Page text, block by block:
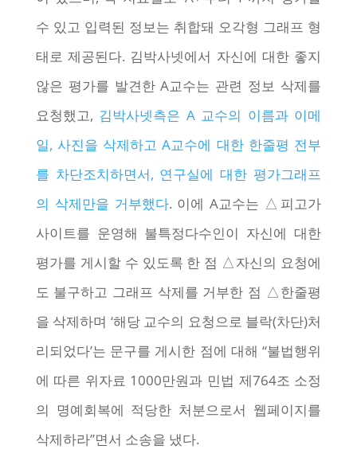
수 있고 입력된 정보는 취합돼 오각형 그래프 형
태로 제공된다. 김박사넷에서 자신에 대한 좋지
않은 평가를 발견한 A교수는 관련 정보 삭제를
요청했고, 김박사넷측은 A 교수의 이름과 이메
일, 사진을 삭제하고 A교수에 대한 한줄평 전부
를 차단조치하면서, 연구실에 대한 평가그래프
의 삭제만을 거부했다. 이에 A교수는 △피고가
사이트를 운영해 불특정다수인이 자신에 대한
평가를 게시할 수 있도록 한 점 △자신의 요청에
도 불구하고 그래프 삭제를 거부한 점 △한줄평
을 삭제하며 ‘해당 교수의 요청으로 블락(차단)처
리되었다’는 문구를 게시한 점에 대해 “불법행위
에 따른 위자료 1000만원과 민법 제764조 소정
의 명예회복에 적당한 처분으로서 웹페이지를
삭제하라”면서 소송을 냈다.